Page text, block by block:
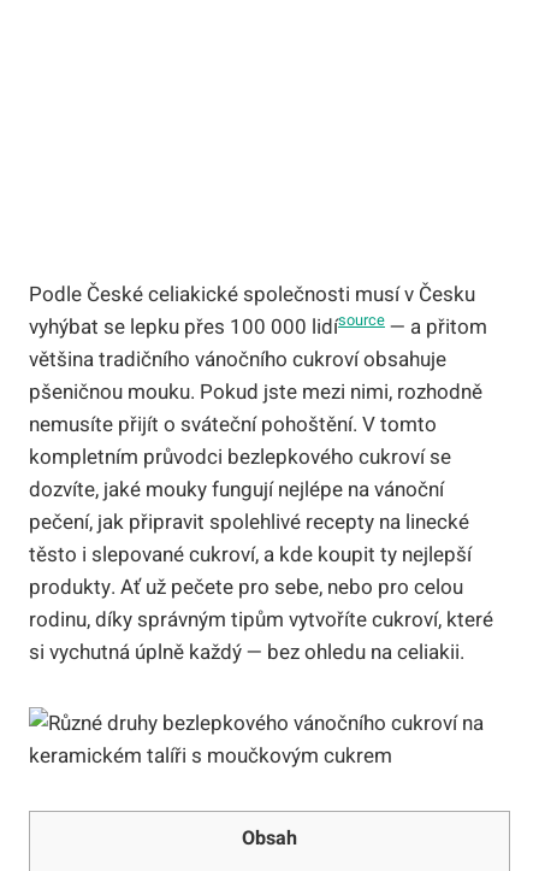
Podle České celiakické společnosti musí v Česku
vyhýbat se lepku přes 100 000 lidísource — a přitom
většina tradičního vánočního cukroví obsahuje
pšeničnou mouku. Pokud jste mezi nimi, rozhodně
nemusíte přijít o sváteční pohoštění. V tomto
kompletním průvodci bezlepkového cukroví se
dozvíte, jaké mouky fungují nejlépe na vánoční
pečení, jak připravit spolehlivé recepty na linecké
těsto i slepované cukroví, a kde koupit ty nejlepší
produkty. Ať už pečete pro sebe, nebo pro celou
rodinu, díky správným tipům vytvoříte cukroví, které
si vychutná úplně každý — bez ohledu na celiakii.
Obsah